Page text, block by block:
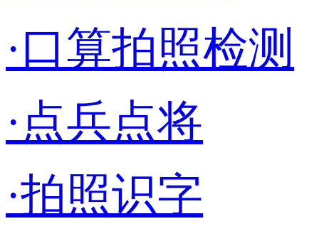
·口算拍照检测
·点兵点将
·拍照识字